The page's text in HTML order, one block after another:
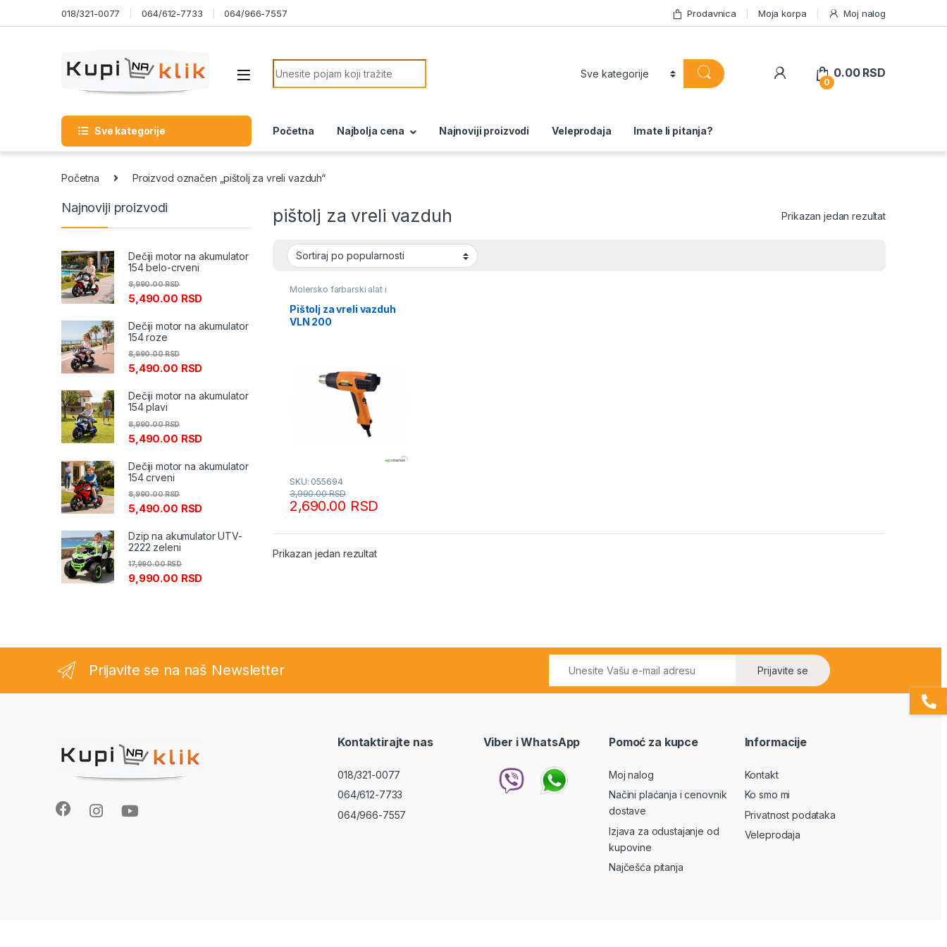
Skip to navigation018/321-0077 064/612-7733 064/966-7557 Prodavnica Moja korpa Moj nalog
Search for:
0
0.00 RSD
Sve kategorije Početna Najbolja cena Najnoviji proizvodi Veleprodaja Imate li pitanja?
Početna Proizvod označen „pištolj za vreli vazduh“
pištolj za vreli vazduh Prikazan jedan rezultat
Molersko farbarski alat i
Pištolj za vreli vazduh
VLN 200
SKU: 055694
2,690.00 RSD
3,990.00RSD
Prikazan jedan rezultat
Najnoviji proizvodi
Dečiji motor na akumulator
154 belo-crveni
5,490.00 RSD
8,990.00RSD
Dečiji motor na akumulator
154 roze
5,490.00 RSD
8,990.00RSD
Dečiji motor na akumulator
154 plavi
5,490.00 RSD
8,990.00RSD
Dečiji motor na akumulator
154 crveni
5,490.00 RSD
8,990.00RSD
Dzip na akumulator UTV-
2222 zeleni
9,990.00 RSD
17,990.00RSD
Prijavite se na naš Newsletter Prijavite se
Kontaktirajte nas
018/321-0077
064/612-7733
064/966-7557
Viber i WhatsApp Pomoć za kupce
Moj nalog
Načini plaćanja i cenovnik
dostave
Izjava za odustajanje od
kupovine
Najčešća pitanja
Informacije
Kontakt
Ko smo mi
Privatnost podataka
Veleprodaja